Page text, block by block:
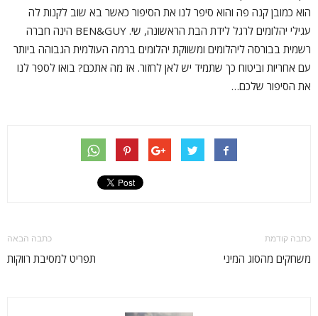
הוא כמובן קנה פה והוא סיפר לנו את הסיפור כאשר בא שוב לקנות לה
עגילי יהלומים לרגל לידת הבת הראשונה, שי. BEN&GUY הינה חברה
רשמית בבורסה ליהלומים ומשווקת יהלומים ברמה העולמית הגבוהה ביותר
עם אחריות וביטוח כך שתמיד יש לאן לחזור. אז מה אתכם? בואו לספר לנו
את הסיפור שלכם…
כתבה קודמת
משחקים מהסוג המיני
כתבה הבאה
תפריט למסיבת רווקות